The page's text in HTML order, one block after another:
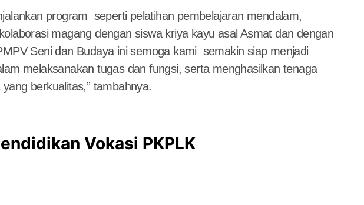
program seperti pelatihan pembelajaran mendalam,
magang dengan siswa kriya kayu asal Asmat dan dengan
Seni dan Budaya ini semoga kami semakin siap menjadi
melaksanakan tugas dan fungsi, serta menghasilkan tenaga
berkualitas,” tambahnya.
Vokasi PKPLK